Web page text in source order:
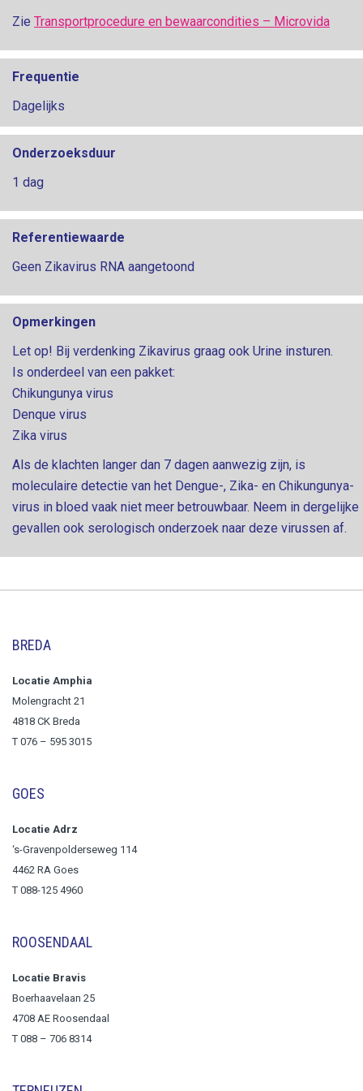
Zie Transportprocedure en bewaarcondities – Microvida
Frequentie
Dagelijks
Onderzoeksduur
1 dag
Referentiewaarde
Geen Zikavirus RNA aangetoond
Opmerkingen
Let op! Bij verdenking Zikavirus graag ook Urine insturen.
Is onderdeel van een pakket:
Chikungunya virus
Denque virus
Zika virus
Als de klachten langer dan 7 dagen aanwezig zijn, is
moleculaire detectie van het Dengue-, Zika- en Chikungunya-
virus in bloed vaak niet meer betrouwbaar. Neem in dergelijke
gevallen ook serologisch onderzoek naar deze virussen af.
BREDA
Locatie Amphia
Molengracht 21
4818 CK Breda
T 076 – 595 3015
GOES
Locatie Adrz
‘s-Gravenpolderseweg 114
4462 RA Goes
T 088-125 4960
ROOSENDAAL
Locatie Bravis
Boerhaavelaan 25
4708 AE Roosendaal
T 088 – 706 8314